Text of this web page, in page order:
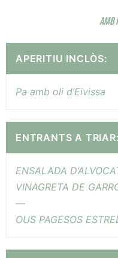
AMB
APERITIU INCLÒS:
Pa amb oli d’Eivissa
ENTRANTS A TRIAR:
ENSALADA
VINAGRETA DE
—
OUS PAGESOS